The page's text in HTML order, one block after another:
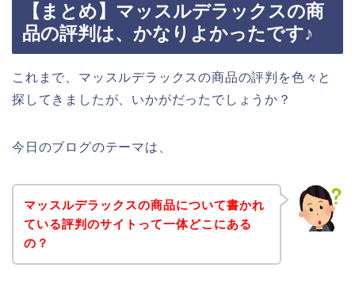
【まとめ】マッスルデラックスの商
品の評判は、かなりよかったです♪
これまで、マッスルデラックスの商品の評判を色々と
探してきましたが、いかがだったでしょうか？
今日のブログのテーマは、
マッスルデラックスの商品について書かれ
ている評判のサイトって一体どこにある
の？